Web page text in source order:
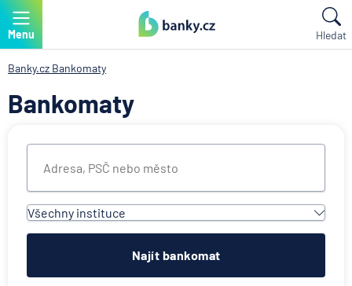
Menu Hledat
Banky.cz Bankomaty
Bankomaty
Všechny instituce
Všechny instituce
Najít bankomat